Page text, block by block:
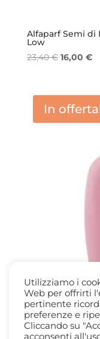
Alfaparf Semi di
Low
23,40€ Il
era:
23,40 €.
16,00 €Il
è:
In
Alfaparf Semi di
Low
Utilizziamo i
Web per offrirti
pertinente
preferenze e
Cliccando su
acconsenti